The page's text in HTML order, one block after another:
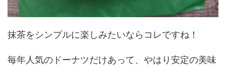
抹茶をシンプルに楽しみたいならコレですね！
毎年人気のドーナツだけあって、やはり安定の美味